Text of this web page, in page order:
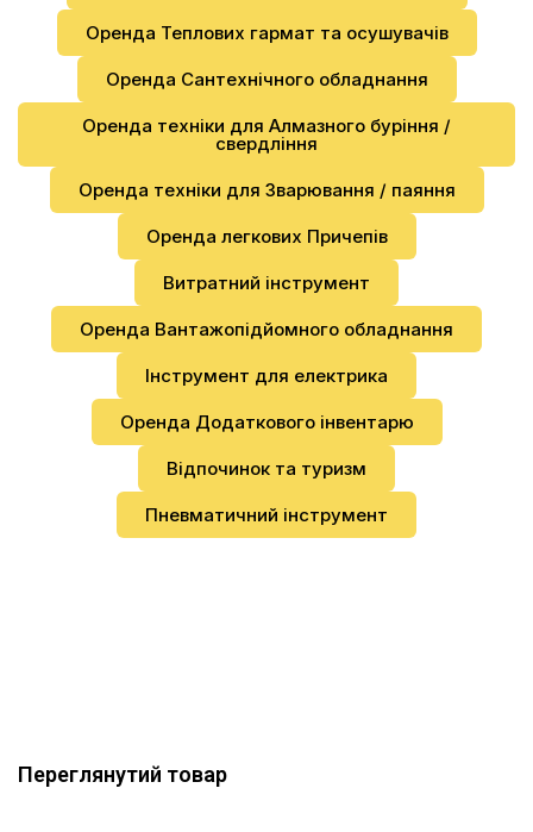
Оренда Теплових гармат та осушувачів
Оренда Сантехнічного обладнання
Оренда техніки для Алмазного буріння /
свердління
Оренда техніки для Зварювання / паяння
Оренда легкових Причепів
Витратний інструмент
Оренда Вантажопідйомного обладнання
Інструмент для електрика
Оренда Додаткового інвентарю
Відпочинок та туризм
Пневматичний інструмент
Переглянутий товар